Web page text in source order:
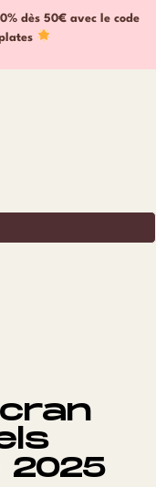
dès 50€ avec le code
2025